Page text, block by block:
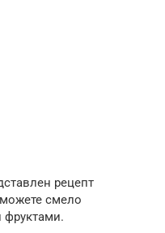
рецепт
смело
фруктами.